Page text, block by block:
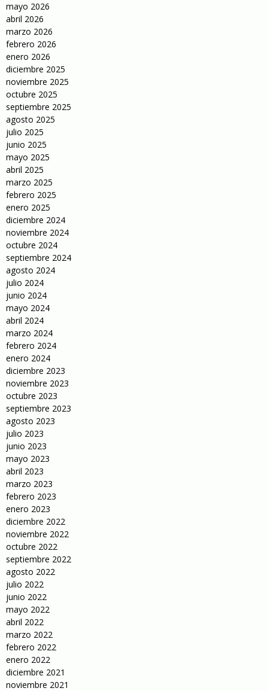
mayo 2026
abril 2026
marzo 2026
febrero 2026
enero 2026
diciembre 2025
noviembre 2025
octubre 2025
septiembre 2025
agosto 2025
julio 2025
junio 2025
mayo 2025
abril 2025
marzo 2025
febrero 2025
enero 2025
diciembre 2024
noviembre 2024
octubre 2024
septiembre 2024
agosto 2024
julio 2024
junio 2024
mayo 2024
abril 2024
marzo 2024
febrero 2024
enero 2024
diciembre 2023
noviembre 2023
octubre 2023
septiembre 2023
agosto 2023
julio 2023
junio 2023
mayo 2023
abril 2023
marzo 2023
febrero 2023
enero 2023
diciembre 2022
noviembre 2022
octubre 2022
septiembre 2022
agosto 2022
julio 2022
junio 2022
mayo 2022
abril 2022
marzo 2022
febrero 2022
enero 2022
diciembre 2021
noviembre 2021